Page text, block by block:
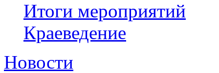
Итоги мероприятий
Краеведение
Новости